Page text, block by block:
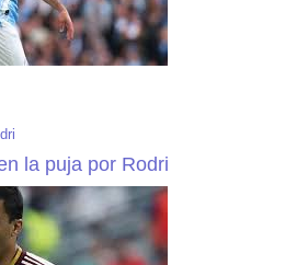
la puja por Rodri